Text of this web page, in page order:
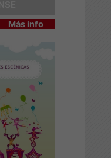
Más info